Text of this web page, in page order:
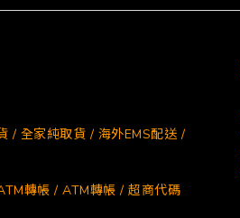
/ 全家純取貨 / 海外EMS配送 /
轉帳 / ATM轉帳 / 超商代碼